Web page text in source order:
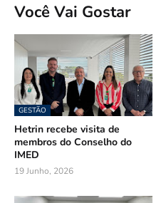
Você Vai Gostar
GESTÃO
Hetrin recebe visita de
membros do Conselho do
IMED
19 Junho, 2026